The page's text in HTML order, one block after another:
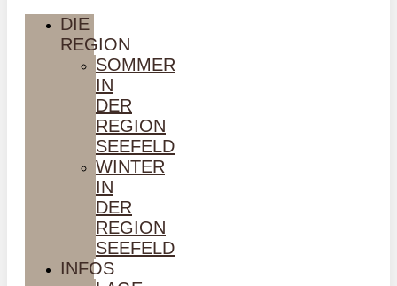
DIE
REGION
SOMMER
IN
DER
REGION
SEEFELD
WINTER
IN
DER
REGION
SEEFELD
INFOS